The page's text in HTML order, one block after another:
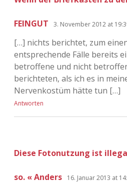
FEINGUT 3. November 2012 at
[…] nichts berichtet, zum
entsprechende Fälle bereits
betroffene und nicht
berichteten, als ich es in
Nervenkostüm hätte tun […]
Antworten
Diese Fotonutzung ist
so. « Anders 16. Januar 2013 at